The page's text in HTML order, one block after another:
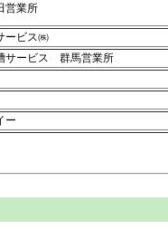
営業所
ービス㈱
サービス 群馬営業所
ー